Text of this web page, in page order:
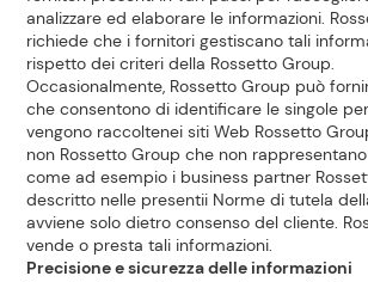
analizzare ed elaborare le informazioni.
richiede che i fornitori gestiscano tali
rispetto dei criteri della Rossetto Group.
Occasionalmente, Rossetto Group può
che consentono di identificare le singole
vengono raccoltenei siti Web Rossetto
non Rossetto Group che non
come ad esempio i business partner
descritto nelle presentii Norme di tutela
avviene solo dietro consenso del cliente.
vende o presta tali informazioni.
Precisione e sicurezza delle informazioni